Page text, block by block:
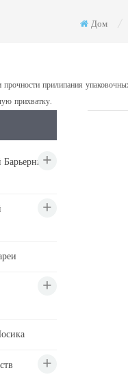
Дом
прилипания
прихватку.